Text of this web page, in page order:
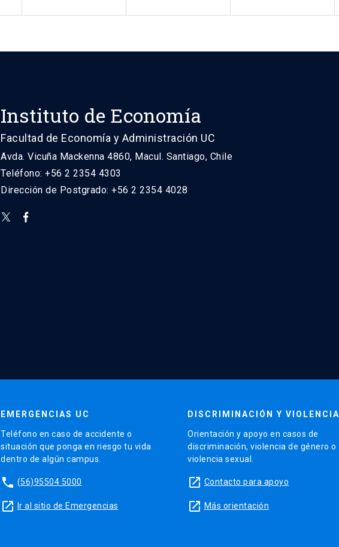
Instituto de Economía
Facultad de Economía y Administración UC
Avda. Vicuña Mackenna 4860, Macul. Santiago, Chile
Teléfono: +56 2 2354 4303
Dirección de Postgrado: +56 2 2354 4028
EMERGENCIAS UC
Teléfono en caso de accidente o
situación que ponga en riesgo tu vida
dentro de algún campus.
phone (56)95504 5000
launch Ir al sitio de Emergencias
DISCRIMINACIÓN Y VIOLENCIA
Orientación y apoyo en casos de
discriminación, violencia de género o
violencia sexual.
launch Contacto para apoyo
launch Más orientación